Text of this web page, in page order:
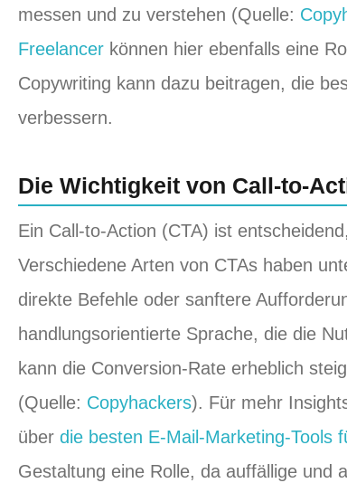
messen und zu verstehen (Quelle:
Freelancer können hier ebenfalls eine
Copywriting kann dazu beitragen, die
verbessern.
Die Wichtigkeit von Call-to-
Ein Call-to-Action (CTA) ist
Verschiedene Arten von CTAs haben
direkte Befehle oder sanftere
handlungsorientierte Sprache, die die
kann die Conversion-Rate erheblich
(Quelle: Copyhackers). Für mehr
über die besten E-Mail-Marketing-Tools
Gestaltung eine Rolle, da auffällige und